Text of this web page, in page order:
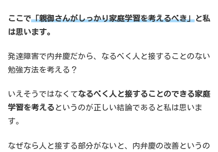
ここで「親御さんがしっかり家庭学習を考えるべき」と私
は思います。
発達障害で内弁慶だから、なるべく人と接することのない
勉強方法を考える？
いえそうではなくてなるべく人と接することのできる家庭
学習を考える というのが正しい結論であると私は思いま
す。
なぜなら人と接する部分がないと、内弁慶の改善というの